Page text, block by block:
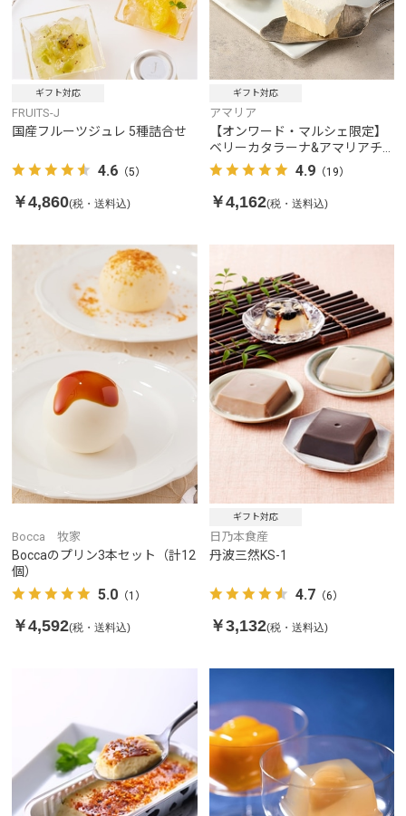
ギフト対応
FRUITS-J
国産フルーツジュレ 5種詰合せ
4.6 （5）
￥4,860(税・送料込)
ギフト対応
アマリア
【オンワード・マルシェ限定】
ベリーカタラーナ&アマリアチ
ーズケーキプレーン2種セット
4.9（19）
￥4,162(税・送料込)
Bocca 牧家
Boccaのプリン3本セット（計12
個）
5.0 （1）
￥4,592(税・送料込)
ギフト対応
日乃本食産
丹波三然KS-1
4.7 （6）
￥3,132(税・送料込)